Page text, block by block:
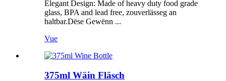
Elegant Design: Made of heavy duty food grade
glass, BPA and lead free, zouverlässeg an
haltbar.Dëse Gewënn ...
Vue
375ml Wäin Fläsch